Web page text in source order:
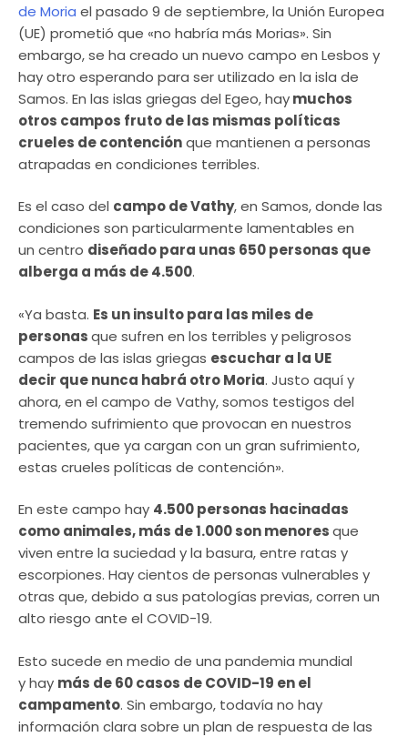
de Moria el pasado 9 de septiembre, la Unión Europea
(UE) prometió que «no habría más Morias». Sin
embargo, se ha creado un nuevo campo en Lesbos y
hay otro esperando para ser utilizado en la isla de
Samos. En las islas griegas del Egeo, haymuchos
otros campos fruto de las mismas políticas
crueles de contenciónque mantienen a personas
atrapadas en condiciones terribles.
Es el caso del campo de Vathy, en Samos, donde las
condiciones son particularmente lamentables en
un centro diseñado para unas 650 personas que
alberga a más de 4.500.
«Ya basta. Es un insulto para las miles de
personasque sufren en los terribles y peligrosos
campos de las islas griegas escuchar a la UE
decir que nunca habrá otro Moria. Justo aquí y
ahora, en el campo de Vathy, somos testigos del
tremendo sufrimiento que provocan en nuestros
pacientes, que ya cargan con un gran sufrimiento,
estas crueles políticas de contención».
En este campo hay 4.500 personas hacinadas
como animales, más de 1.000 son menoresque
viven entre la suciedad y la basura, entre ratas y
escorpiones. Hay cientos de personas vulnerables y
otras que, debido a sus patologías previas, corren un
alto riesgo ante el COVID-19.
Esto sucede en medio de una pandemia mundial
y hay más de 60 casos de COVID-19 en el
campamento. Sin embargo, todavía no hay
información clara sobre un plan de respuesta de las